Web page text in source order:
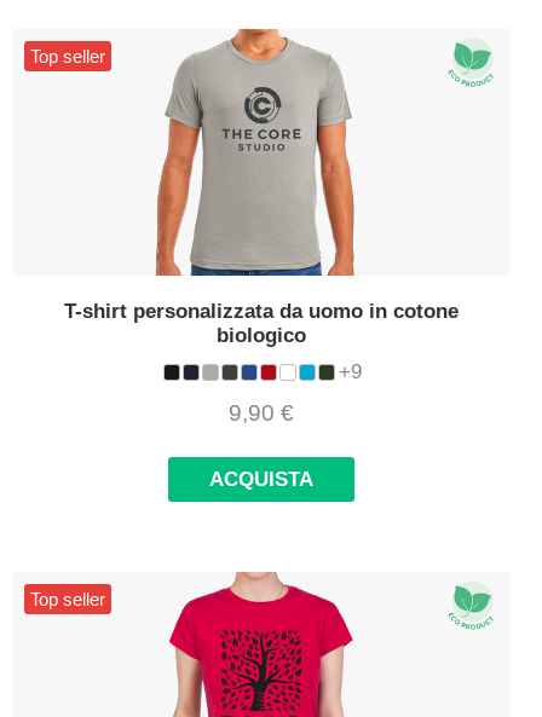
Top seller
T-shirt personalizzata da uomo in cotone
biologico
+9
9,90 €
ACQUISTA
Top seller